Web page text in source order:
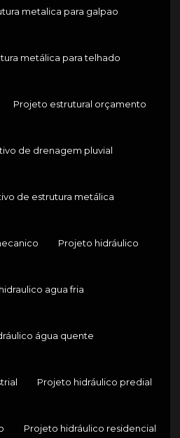
metalica para galpao
metálica para telhado
Projeto estrutural orçamento
de drenagem pluvial
de estrutura metálica
Projeto hidráulico
agua fria
água quente
Projeto hidráulico predial
Projeto hidráulico residencial